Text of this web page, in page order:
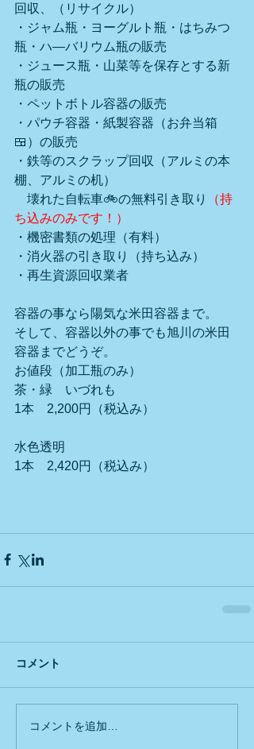
回収、（リサイクル）
・ジャム瓶・ヨーグルト瓶・はちみつ
瓶・ハ―バリウム瓶の販売
・ジュース瓶・山菜等を保存とする新
瓶の販売
・ペットボトル容器の販売
・パウチ容器・紙製容器（お弁当箱
🍱）の販売
・鉄等のスクラップ回収（アルミの本
棚、アルミの机）
壊れた自転車🚲の無料引き取り
（持
ち込みのみです！）
・機密書類の処理（有料）
・消火器の引き取り（持ち込み）
・再生資源回収業者
容器の事なら陽気な米田容器まで。
そして、容器以外の事でも旭川の米田
容器までどうぞ。
お値段（加工瓶のみ）
茶・緑　いづれも
1本　2,200円（税込み）
水色透明
1本　2,420円（税込み）
コメント
コメントを追加…